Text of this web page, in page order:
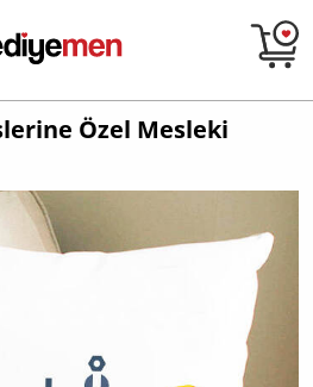
Özel Mesleki